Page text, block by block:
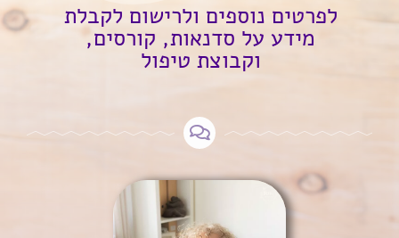
לפרטים נוספים ולרישום לקבלת
מידע על סדנאות, קורסים,
וקבוצת טיפול